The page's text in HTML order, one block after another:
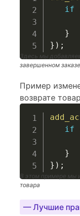
if
}
} ) ;
Здесь мы
завершенном заказе
Пример
возврате
if
}
} ) ;
В этом примере мы
товара
— Лучшие